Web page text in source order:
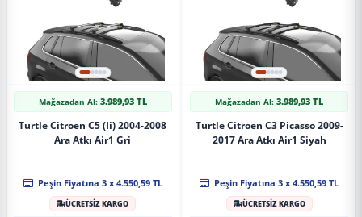
Mağazadan Al: 3.989,93 TL
Turtle Citroen C5 (Ii) 2004-2008
Ara Atkı Air1 Gri
Peşin Fiyatına 3 x 4.550,59 TL
ÜCRETSİZ KARGO
Mağazadan Al:3.989,93 TL
Turtle Citroen C3 Picasso 2009-
2017 Ara Atkı Air1 Siyah
Peşin Fiyatına 3 x 4.550,59 TL
ÜCRETSİZ KARGO